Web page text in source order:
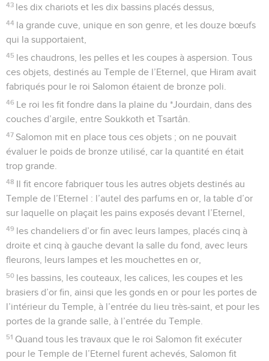
43 les dix chariots et les dix bassins placés dessus,
44 la grande cuve, unique en son genre, et les douze bœufs
qui la supportaient,
45 les chaudrons, les pelles et les coupes à aspersion. Tous
ces objets, destinés au Temple de l’Eternel, que Hiram avait
fabriqués pour le roi Salomon étaient de bronze poli.
46 Le roi les fit fondre dans la plaine du *Jourdain, dans des
couches d’argile, entre Soukkoth et Tsartân.
47 Salomon mit en place tous ces objets ; on ne pouvait
évaluer le poids de bronze utilisé, car la quantité en était
trop grande.
48 Il fit encore fabriquer tous les autres objets destinés au
Temple de l’Eternel : l’autel des parfums en or, la table d’or
sur laquelle on plaçait les pains exposés devant l’Eternel,
49 les chandeliers d’or fin avec leurs lampes, placés cinq à
droite et cinq à gauche devant la salle du fond, avec leurs
fleurons, leurs lampes et les mouchettes en or,
50 les bassins, les couteaux, les calices, les coupes et les
brasiers d’or fin, ainsi que les gonds en or pour les portes de
l’intérieur du Temple, à l’entrée du lieu très-saint, et pour les
portes de la grande salle, à l’entrée du Temple.
51 Quand tous les travaux que le roi Salomon fit exécuter
pour le Temple de l’Eternel furent achevés, Salomon fit